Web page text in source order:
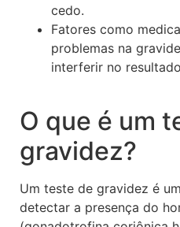
cedo.
Fatores como
problemas na
interferir no
O que é um
gravidez?
Um teste de gravidez é
detectar a presença do